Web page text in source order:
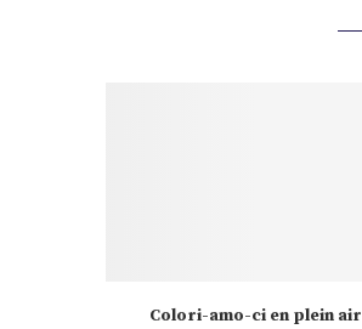
Colori-amo-ci en plein air